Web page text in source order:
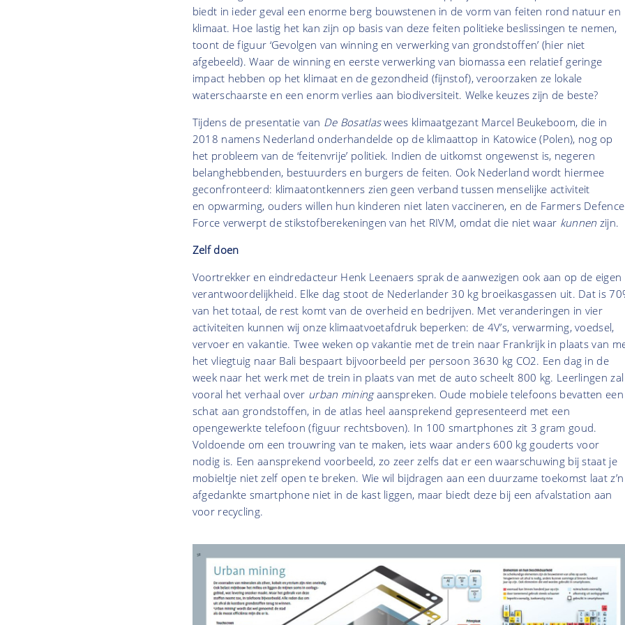
biedt in ieder geval een enorme berg bouwstenen in de vorm van feiten rond natuur en
klimaat. Hoe lastig het kan zijn op basis van deze feiten politieke beslissingen te nemen,
toont de figuur ‘Gevolgen van winning en verwerking van grondstoffen’ (hier niet
afgebeeld). Waar de winning en eerste verwerking van biomassa een relatief geringe
impact hebben op het klimaat en de gezondheid (fijnstof), veroorzaken ze lokale
waterschaarste en een enorm verlies aan biodiversiteit. Welke keuzes zijn de beste?
Tijdens de presentatie van De Bosatlaswees klimaatgezant Marcel Beukeboom, die in
2018 namens Nederland onderhandelde op de klimaattop in Katowice (Polen), nog op
het probleem van de ‘feitenvrije’ politiek. Indien de uitkomst ongewenst is, negeren
belanghebbenden, bestuurders en burgers de feiten. Ook Nederland wordt hiermee
geconfronteerd: klimaatontkenners zien geen verband tussen menselijke activiteit
en opwarming, ouders willen hun kinderen niet laten vaccineren, en de Farmers Defence
Force verwerpt de stikstofberekeningen van het RIVM, omdat die niet waar kunnen zijn.
Zelf doen
Voortrekker en eindredacteur Henk Leenaers sprak de aanwezigen ook aan op de eigen
verantwoordelijkheid. Elke dag stoot de Nederlander 30 kg broeikasgassen uit. Dat is
van het totaal, de rest komt van de overheid en bedrijven. Met veranderingen in vier
activiteiten kunnen wij onze klimaatvoetafdruk beperken: de 4V’s, verwarming, voedsel,
vervoer en vakantie. Twee weken op vakantie met de trein naar Frankrijk in plaats van
het vliegtuig naar Bali bespaart bijvoorbeeld per persoon 3630 kg CO2. Een dag in de
week naar het werk met de trein in plaats van met de auto scheelt 800 kg. Leerlingen zal
vooral het verhaal over urban miningaanspreken. Oude mobiele telefoons bevatten een
schat aan grondstoffen, in de atlas heel aansprekend gepresenteerd met een
opengewerkte telefoon (figuur rechtsboven). In 100 smartphones zit 3 gram goud.
Voldoende om een trouwring van te maken, iets waar anders 600 kg gouderts voor
nodig is. Een aansprekend voorbeeld, zo zeer zelfs dat er een waarschuwing bij staat je
mobieltje niet zelf open te breken. Wie wil bijdragen aan een duurzame toekomst laat z’n
afgedankte smartphone niet in de kast liggen, maar biedt deze bij een afvalstation aan
voor recycling.